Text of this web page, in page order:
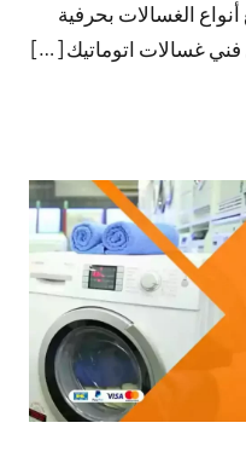
الغسالات بحرفية
فني غسالات اتوماتيك […]